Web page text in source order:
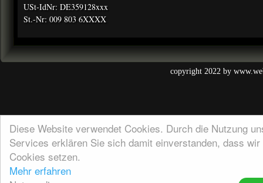
Diese Website verwendet Cookies. Durch die Nutzung
Services erklären Sie sich damit einverstanden, dass wir
Cookies setzen.
Mehr erfahren
USt-IdNr: DE359128xxx
St.-Nr: 009 803 6XXXX
copyright 2022 by